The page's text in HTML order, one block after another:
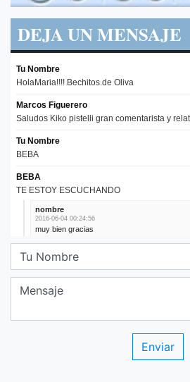
DEJA UN MENSAJE